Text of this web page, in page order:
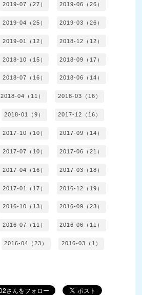
2019-07（27） 2019-06（26）
2019-04（25） 2019-03（26）
2019-01（12） 2018-12（12）
2018-10（15） 2018-09（17）
2018-07（16） 2018-06（14）
2018-04（11） 2018-03（16）
2018-01（9） 2017-12（16）
2017-10（10） 2017-09（14）
2017-07（10） 2017-06（21）
2017-04（16） 2017-03（18）
2017-01（17） 2016-12（19）
2016-10（13） 2016-09（23）
2016-07（11） 2016-06（11）
2016-04（23） 2016-03（1）